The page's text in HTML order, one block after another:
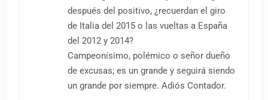
después del positivo, ¿recuerdan el giro
de Italia del 2015 o las vueltas a España
del 2012 y 2014?
Campeonísimo, polémico o señor dueño
de excusas; es un grande y seguirá siendo
un grande por siempre. Adiós Contador.